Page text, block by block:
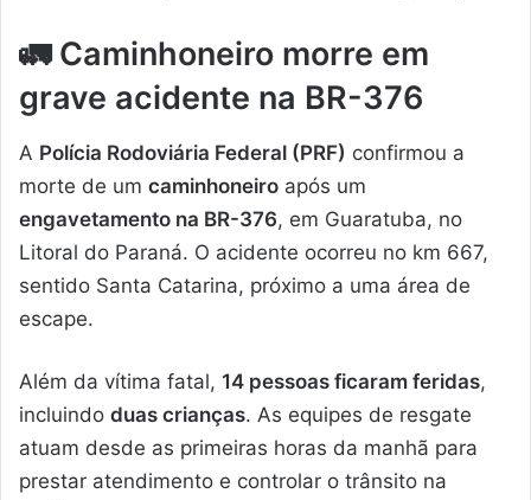
🚛 Caminhoneiro morre em
grave acidente na BR-376
A Polícia Rodoviária Federal (PRF) confirmou a
morte de um caminhoneiro após um
engavetamento na BR-376, em Guaratuba, no
Litoral do Paraná. O acidente ocorreu no km 667,
sentido Santa Catarina, próximo a uma área de
escape.
Além da vítima fatal, 14 pessoas ficaram feridas,
incluindo duas crianças. As equipes de resgate
atuam desde as primeiras horas da manhã para
prestar atendimento e controlar o trânsito na